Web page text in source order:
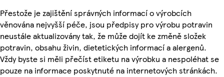
Přestože je zajištění správných informací o výrobcích
věnována nejvyšší péče, jsou předpisy pro výrobu potravin
neustále aktualizovány tak, že může dojít ke změně složek
potravin, obsahu živin, dietetických informací a alergenů.
Vždy byste si měli přečíst etiketu na výrobku a nespoléhat se
pouze na informace poskytnuté na internetových stránkách.